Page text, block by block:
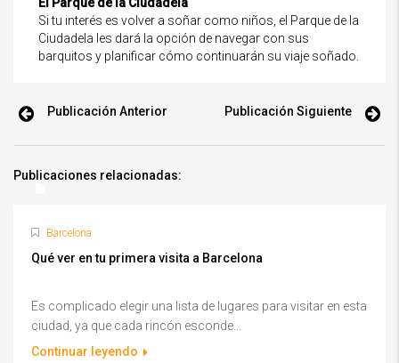
Si tu interés es volver a soñar como niños, el Parque de la
Ciudadela les dará la opción de navegar con sus
barquitos y planificar cómo continuarán su viaje soñado.
Publicación Anterior Publicación Siguiente
Publicaciones relacionadas:
Barcelona
Qué ver en tu primera visita a Barcelona
Es complicado elegir una lista de lugares para visitar en esta
ciudad, ya que cada rincón esconde...
Continuar leyendo